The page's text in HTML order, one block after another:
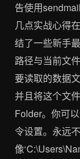
告使用
几点实战心得
结了一些新手
路径与当前文
要读取的数据
并且将这个文
Folder。你可
令设置。永远
像